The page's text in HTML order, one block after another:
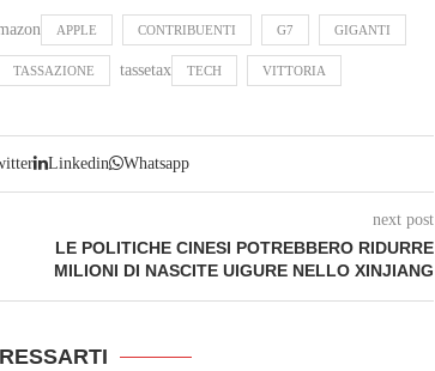
APPLE CONTRIBUENTI G7 GIGANTI
TASSAZIONE tassetax TECH VITTORIA
Linkedin Whatsapp
next post
LE POLITICHE CINESI POTREBBERO RIDURRE
MILIONI DI NASCITE UIGURE NELLO XINJIANG